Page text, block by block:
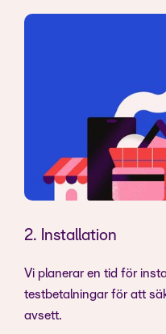
2. Installation
Vi planerar en tid för
testbetalningar för att
avsett.